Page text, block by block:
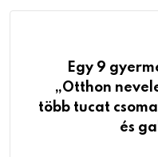
Egy 9
„Otthon
több tucat
és